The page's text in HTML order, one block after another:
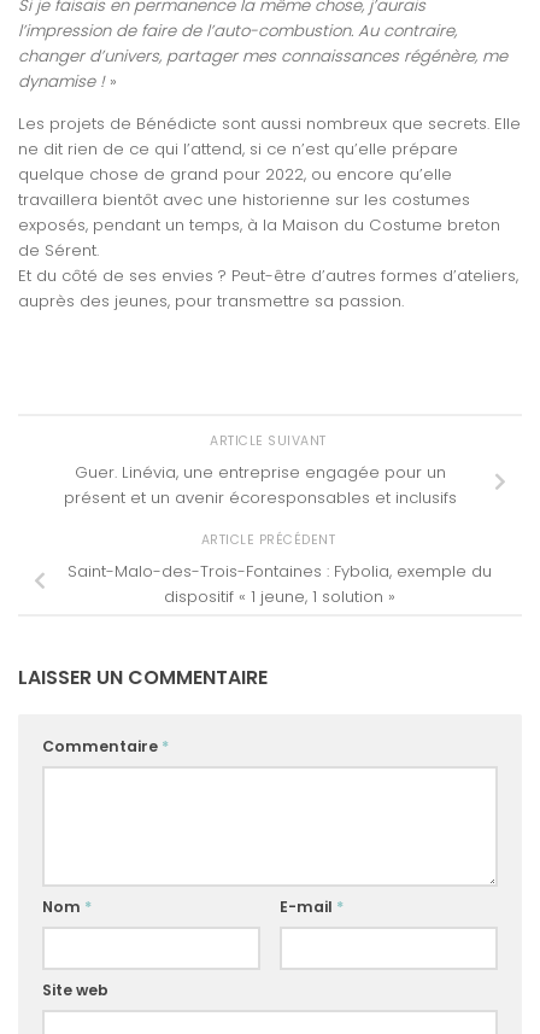
Si je faisais en permanence la même chose, j’aurais
l’impression de faire de l’auto-combustion. Au contraire,
changer d’univers, partager mes connaissances régénère, me
dynamise !»
Les projets de Bénédicte sont aussi nombreux que secrets. Elle
ne dit rien de ce qui l’attend, si ce n’est qu’elle prépare
quelque chose de grand pour 2022, ou encore qu’elle
travaillera bientôt avec une historienne sur les costumes
exposés, pendant un temps, à la Maison du Costume breton
de Sérent.
Et du côté de ses envies ? Peut-être d’autres formes d’ateliers,
auprès des jeunes, pour transmettre sa passion.
ARTICLE SUIVANT
Guer. Linévia, une entreprise engagée pour un
présent et un avenir écoresponsables et inclusifs
ARTICLE PRÉCÉDENT
Saint-Malo-des-Trois-Fontaines : Fybolia, exemple du
dispositif « 1 jeune, 1 solution »
LAISSER UN COMMENTAIRE
Commentaire *
Nom * E-mail *
Site web